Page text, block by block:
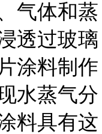
气体和蒸
透过玻璃
涂料制作
水蒸气分
料具有这